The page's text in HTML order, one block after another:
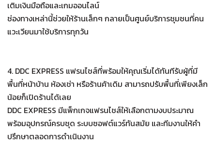
เติมเงินมือถือและเกมออนไลน์
ช่องทางเหล่านี้ช่วยให้ร้านเล็กๆ กลายเป็นศูนย์บริการชุมชนที่คน
แวะเวียนมาใช้บริการทุกวัน
4. DDC EXPRESS แฟรนไชส์ที่พร้อมให้คุณเริ่มได้ทันทีรับผู้ที่มี
พื้นที่หน้าบ้าน ห้องเช่า หรือร้านค้าเดิม สามารถปรับพื้นที่เพียงเล็ก
น้อยก็เปิดร้านได้เลย
DDC EXPRESS มีแพ็กเกจแฟรนไชส์ให้เลือกตามงบประมาณ
พร้อมอุปกรณ์ครบชุด ระบบซอฟต์แวร์ทันสมัย และทีมงานให้คำ
ปรึกษาตลอดการดำเนินงาน